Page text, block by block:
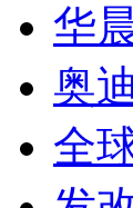
华
奥
全